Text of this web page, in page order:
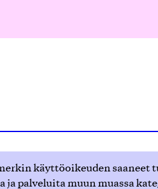
käyttöoikeuden saaneet
palveluita muun muassa